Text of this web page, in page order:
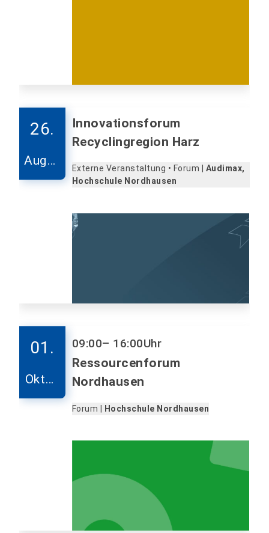
26.
Augus
t
Innovationsforum
Recyclingregion Harz
Externe Veranstaltung • Forum | Audimax,
Hochschule Nordhausen
01.
Oktob
er
09:00– 16:00Uhr
Ressourcenforum
Nordhausen
Forum | Hochschule Nordhausen